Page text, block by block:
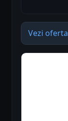
Vezi oferta